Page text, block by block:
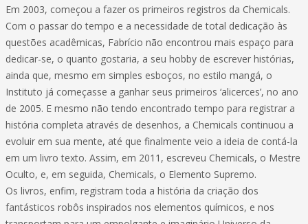
Em 2003, começou a fazer os primeiros registros da Chemicals.
Com o passar do tempo e a necessidade de total dedicação às
questões acadêmicas, Fabrício não encontrou mais espaço para
dedicar-se, o quanto gostaria, a seu hobby de escrever histórias,
ainda que, mesmo em simples esboços, no estilo mangá, o
Instituto já começasse a ganhar seus primeiros ‘alicerces’, no ano
de 2005. E mesmo não tendo encontrado tempo para registrar a
história completa através de desenhos, a Chemicals continuou a
evoluir em sua mente, até que finalmente veio a ideia de contá-la
em um livro texto. Assim, em 2011, escreveu Chemicals, o Mestre
Oculto, e, em seguida, Chemicals, o Elemento Supremo.
Os livros, enfim, registram toda a história da criação dos
fantásticos robôs inspirados nos elementos químicos, e nos